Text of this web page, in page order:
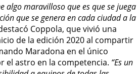
algo maravilloso que es que se juega
que se genera en cada ciudad a la
Coppola, que vivió una
de la edición 2020 al compartir
Maradona en el único
el astro en la competencia. “Es un